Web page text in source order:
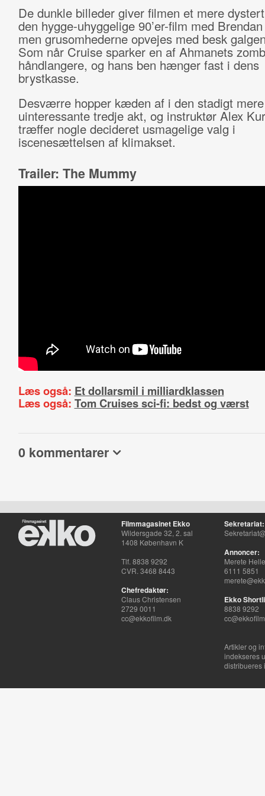
De dunkle billeder giver filmen et mere
den hygge-uhyggelige 90’er-film med
men grusomhederne opvejes med besk
Som når Cruise sparker en af Ahmanets
håndlangere, og hans ben hænger fast i dens
brystkasse.
Desværre hopper kæden af i den stadigt mere
uinteressante tredje akt, og instruktør Alex
træffer nogle decideret usmagelige valg i
iscenesættelsen af klimakset.
Trailer: The Mummy
Læs også: Et dollarsmil i milliardklassen
Læs også: Tom Cruises sci-fi: bedst og værst
0 kommentarer
Filmmagasinet Ekko
Wildersgade 32, 2. sal
1408 København K
Tlf. 8838 9292
CVR. 3468 8443
Chefredaktør:
Claus Christensen
2729 0011
cc@ekkofilm.dk
Sekretariat:
Annoncer:
Merete
6111 5851
Ekko
8838 9292
Artikler og
indekseres
distribueres